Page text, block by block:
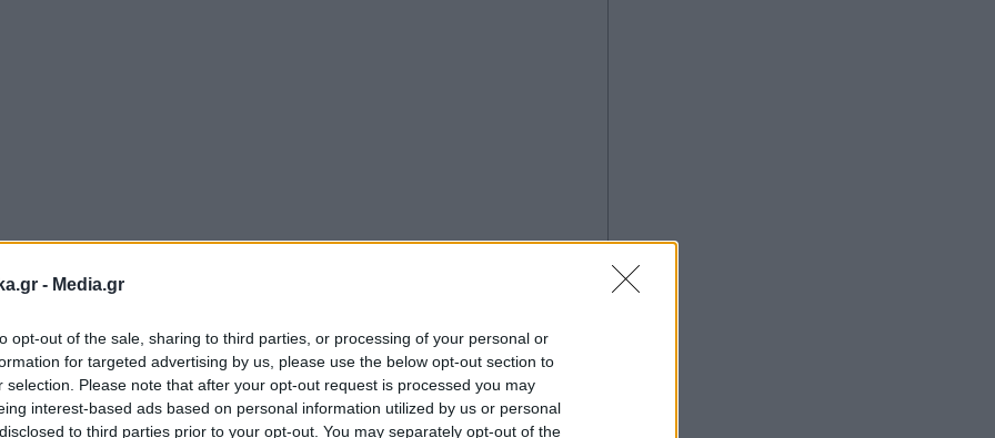
- Media.gr
opt-out of the sale, sharing to third parties, or processing of your personal or
for targeted advertising by us, please use the below opt-out section to
selection. Please note that after your opt-out request is processed you may
interest-based ads based on personal information utilized by us or personal
to third parties prior to your opt-out. You may separately opt-out of the